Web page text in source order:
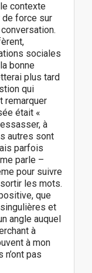
contexte
de force sur
sociales
bonne
plus tard
qui
remarquer
était «
à
autres sont
parfois
parle –
pour suivre
les mots.
que
et
angle auquel
à
à mon
pas